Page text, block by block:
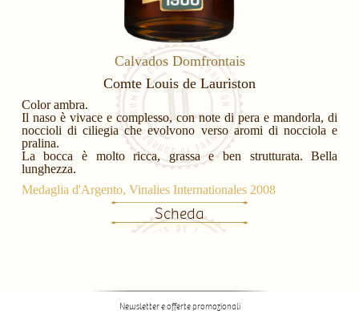
Calvados Domfrontais
Comte Louis de Lauriston
Color ambra.
Il naso è vivace e complesso, con note di pera e mandorla, di
noccioli di ciliegia che evolvono verso aromi di nocciola e
pralina.
La bocca è molto ricca, grassa e ben strutturata. Bella
lunghezza.
Medaglia d'Argento, Vinalies Internationales 2008
Scheda
Newsletter e offerte promozionali